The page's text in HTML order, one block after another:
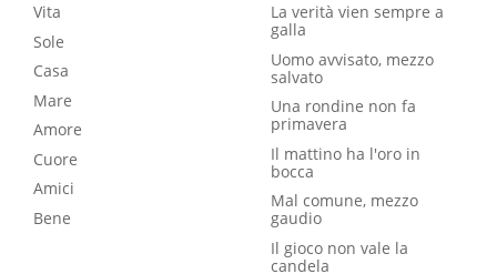
Vita
Sole
Casa
Mare
Amore
Cuore
Amici
Bene
La verità vien sempre a
galla
Uomo avvisato, mezzo
salvato
Una rondine non fa
primavera
Il mattino ha l'oro in
bocca
Mal comune, mezzo
gaudio
Il gioco non vale la
candela